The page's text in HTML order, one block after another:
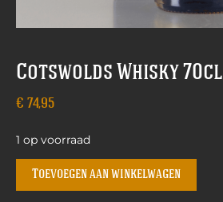
Cotswolds Whisky 70cl
€ 74,95
1 op voorraad
Toevoegen aan winkelwagen